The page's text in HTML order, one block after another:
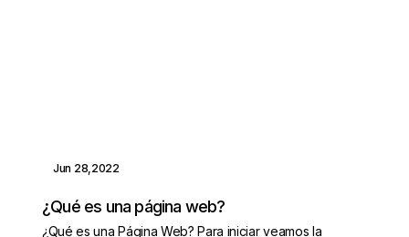
Jun 28,2022
¿Qué es una página web?
¿Qué es una Página Web? Para iniciar veamos la